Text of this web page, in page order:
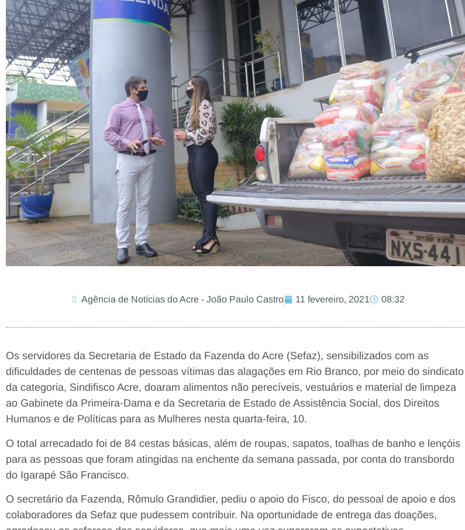
Agência de Notícias do Acre - João Paulo Castro 11 fevereiro, 2021 08:32
Os servidores da Secretaria de Estado da Fazenda do Acre (Sefaz), sensibilizados com as
dificuldades de centenas de pessoas vítimas das alagações em Rio Branco, por meio do sindicato
da categoria, Sindifisco Acre, doaram alimentos não perecíveis, vestuários e material de limpeza
ao Gabinete da Primeira-Dama e da Secretaria de Estado de Assistência Social, dos Direitos
Humanos e de Políticas para as Mulheres nesta quarta-feira, 10.
O total arrecadado foi de 84 cestas básicas, além de roupas, sapatos, toalhas de banho e lençóis
para as pessoas que foram atingidas na enchente da semana passada, por conta do transbordo
do Igarapé São Francisco.
O secretário da Fazenda, Rômulo Grandidier, pediu o apoio do Fisco, do pessoal de apoio e dos
colaboradores da Sefaz que pudessem contribuir. Na oportunidade de entrega das doações,